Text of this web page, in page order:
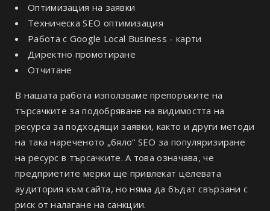
Оптимизация на заявки
Техническа SEO оптимизация
Работа с Google Local Business - карти
Директно промотиране
Отчитане
В нашата работа използваме препоръките на
търсачките за подобряване на видимостта на
ресурса за подходящи заявки, както и други методи
на така нареченото „бяло“ SEO за популяризиране
на ресурс в търсачките. А това означава, че
предприетите мерки ще привлекат целевата
аудитория към сайта, но няма да бъдат свързани с
риск от налагане на санкции.